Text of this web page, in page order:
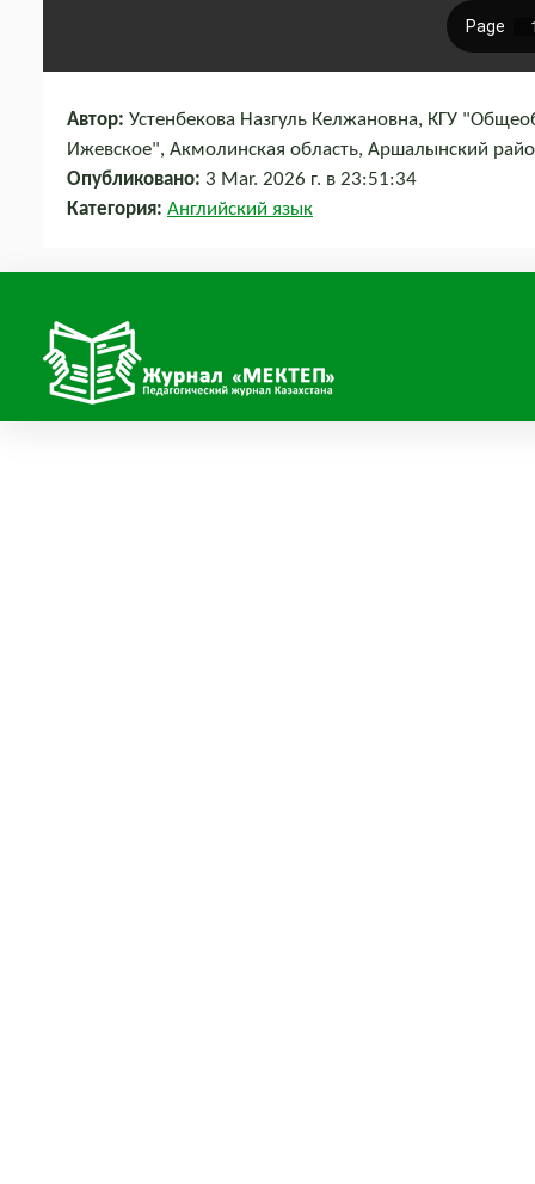
Автор: Устенбекова Назгуль Келжановна, КГУ
Ижевское", Акмолинская область, Аршалынский
Опубликовано: 3 Mar. 2026 г. в 23:51:34
Категория: Английский язык